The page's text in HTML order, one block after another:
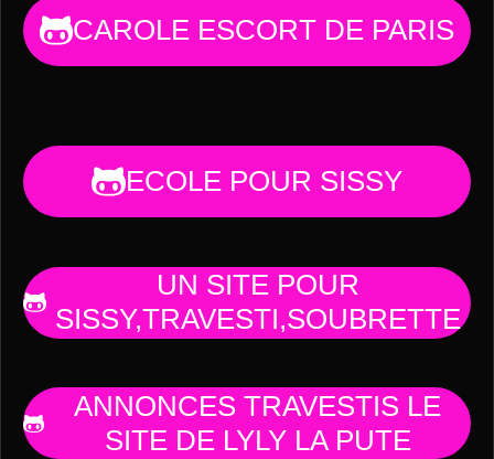
CAROLE ESCORT DE PARIS
ECOLE POUR SISSY
UN SITE POUR
SISSY,TRAVESTI,SOUBRETTE
ANNONCES TRAVESTIS LE
SITE DE LYLY LA PUTE